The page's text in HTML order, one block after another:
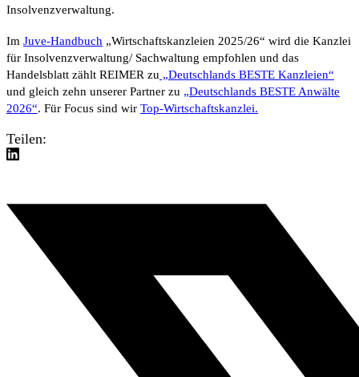
Insolvenzverwaltung.
Im Juve-Handbuch „Wirtschaftskanzleien 2025/26“ wird die Kanzlei
für Insolvenzverwaltung/ Sachwaltung empfohlen und das
Handelsblatt zählt REIMER zu „Deutschlands BESTE Kanzleien“
und gleich zehn unserer Partner zu „Deutschlands BESTE Anwälte
2026“. Für Focus sind wir Top-Wirtschaftskanzlei.
Teilen: